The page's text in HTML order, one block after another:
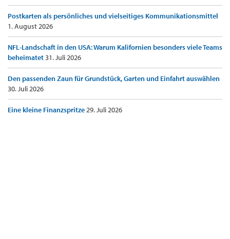
Postkarten als persönliches und vielseitiges Kommunikationsmittel
1. August 2026
NFL-Landschaft in den USA: Warum Kalifornien besonders viele Teams
beheimatet31. Juli 2026
Den passenden Zaun für Grundstück, Garten und Einfahrt auswählen
30. Juli 2026
Eine kleine Finanzspritze29. Juli 2026